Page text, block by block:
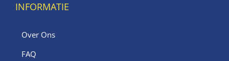
INFORMATIE
Over Ons
FAQ